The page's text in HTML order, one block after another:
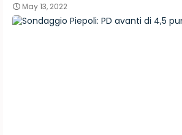
May 13, 2022